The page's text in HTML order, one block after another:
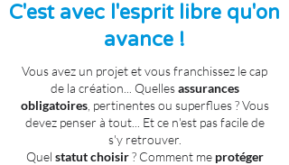
C'est avec l'esprit libre qu'on
avance !
Vous avez un projet et vous franchissez le cap
de la création... Quellesassurances
obligatoires, pertinentes ou superflues ? Vous
devez penser à tout... Et ce n'est pas facile de
s'y retrouver.
Quel statut choisir? Comment me protéger